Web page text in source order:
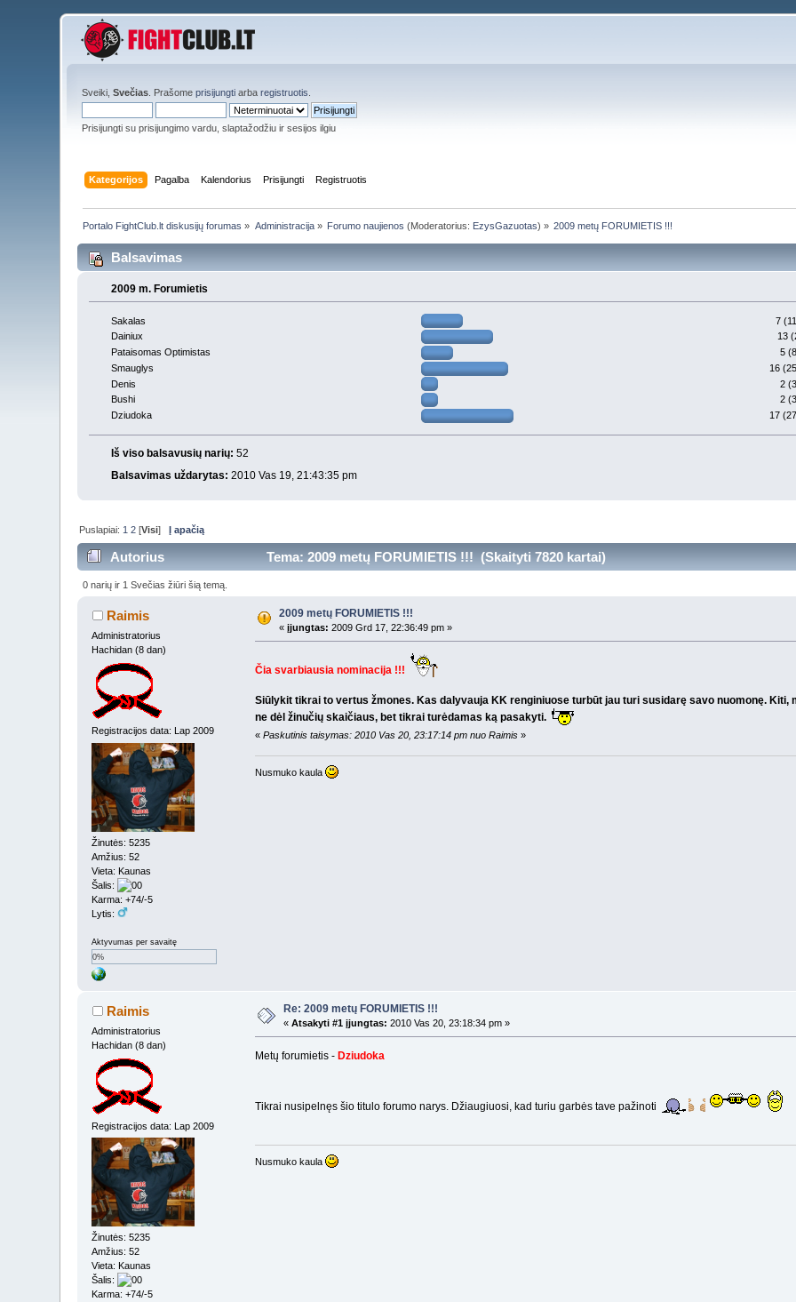
Sveiki,Svečias . Prašomeprisijungti arbaregistruotis
Prisijungti su prisijungimo vardu, slaptažodžiu ir sesijos ilgiu
Kategorijos Pagalba Kalendorius Prisijungti Registruotis
Portalo FightClub.lt diskusijų forumas » Administracija» Forumo naujienos (Moderatorius: EzysGazuotas) » 2009 metų FORUMIETIS !!!
Balsavimas
2009 m. Forumietis
Sakalas
7
Dainiux
13
Pataisomas Optimistas
5
Smauglys
16
Denis
2
Bushi
2
Dziudoka
17
Iš viso balsavusių narių: 52
Balsavimas uždarytas: 2010 Vas 19, 21:43:35 pm
Puslapiai: 1 2 [Visi]Į apačią
Autorius Tema: 2009 metų FORUMIETIS !!! (Skaityti 7820 kartai)
0 narių ir 1 Svečias žiūri šią temą.
Raimis
Administratorius
Hachidan (8 dan)
Registracijos data: Lap 2009
Žinutės: 5235
Amžius: 52
Vieta: Kaunas
Šalis:
Karma: +74/-5
Lytis:
Aktyvumas per savaitę
0%
2009 metų FORUMIETIS !!!
«įjungtas: 2009 Grd 17, 22:36:49 pm »
Čia svarbiausia nominacija !!!
Siūlykit tikrai to vertus žmones. Kas dalyvauja KK renginiuose turbūt jau turi susidarę savo nuomonę.
ne dėl žinučių skaičiaus, bet tikrai turėdamas ką pasakyti.
« Paskutinis taisymas: 2010 Vas 20, 23:17:14 pm nuo Raimis»
Nusmuko kaula
Raimis
Administratorius
Hachidan (8 dan)
Registracijos data: Lap 2009
Žinutės: 5235
Amžius: 52
Vieta: Kaunas
Šalis:
Karma: +74/-5
Re: 2009 metų FORUMIETIS !!!
«Atsakyti #1 įjungtas: 2010 Vas 20, 23:18:34 pm »
Metų forumietis - Dziudoka
Tikrai nusipelnęs šio titulo forumo narys. Džiaugiuosi, kad turiu garbės tave pažinoti
Nusmuko kaula